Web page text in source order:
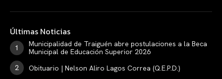
Últimas Noticias
Municipalidad de Traiguén abre postulaciones a la Beca
Municipal de Educación Superior 2026
Obituario | Nelson Aliro Lagos Correa (Q.E.P.D.)